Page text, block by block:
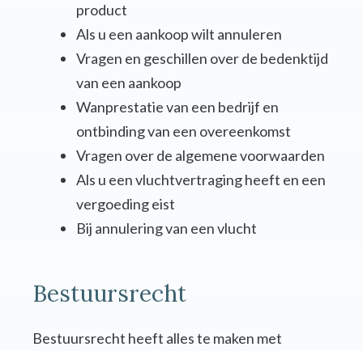
product
Als u een aankoop wilt annuleren
Vragen en geschillen over de bedenktijd
van een aankoop
Wanprestatie van een bedrijf en
ontbinding van een overeenkomst
Vragen over de algemene voorwaarden
Als u een vluchtvertraging heeft en een
vergoeding eist
Bij annulering van een vlucht
Bestuursrecht
Bestuursrecht heeft alles te maken met